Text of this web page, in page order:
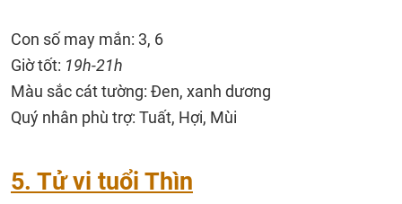
Con số may mắn: 3, 6
Giờ tốt: 19h-21h
Màu sắc cát tường: Đen, xanh dương
Quý nhân phù trợ: Tuất, Hợi, Mùi
5. Tử vi tuổi Thìn